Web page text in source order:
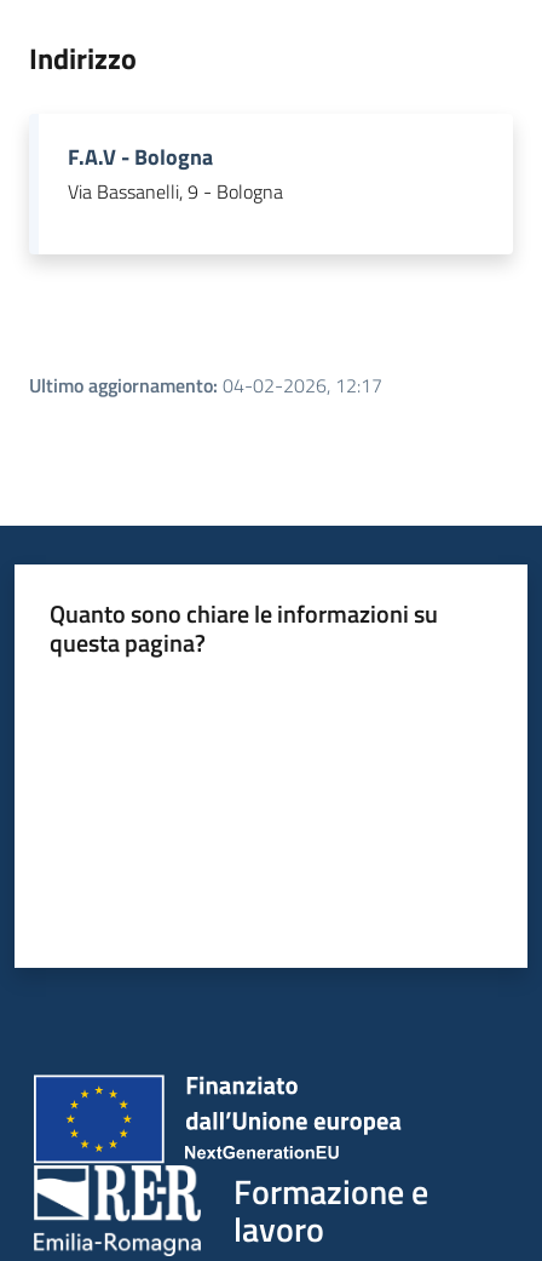
Plus
Seguici
Indirizzo
F.A.V - Bologna
Via Bassanelli, 9 - Bologna
Ultimo aggiornamento: 04-02-2026, 12:17
Quanto sono chiare le informazioni su
questa pagina?
Formazione e
lavoro